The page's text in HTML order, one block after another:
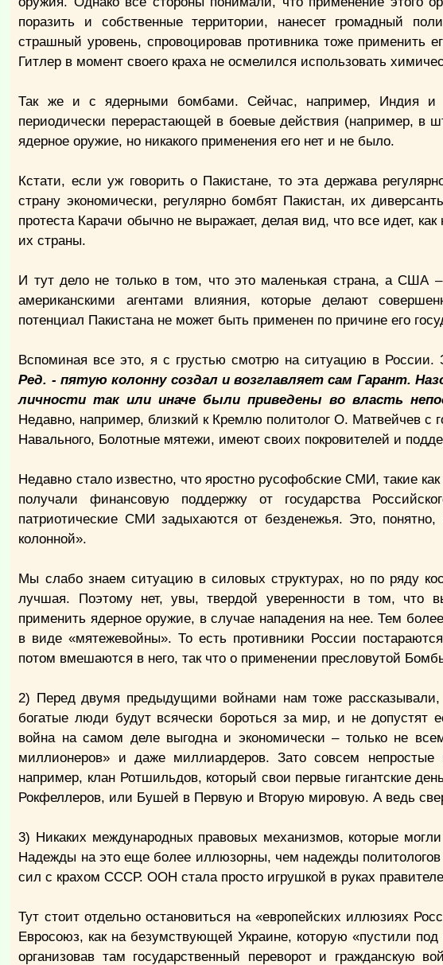
поразить и собственные территории, нанесет громадный
страшный уровень, спровоцировав противника тоже применить
Гитлер в момент своего краха не осмелился использовать
Так же и с ядерными бомбами. Сейчас, например, Индия и
периодически перерастающей в боевые действия (например,
ядерное оружие, но никакого применения его нет и не было.
Кстати, если уж говорить о Пакистане, то эта держава
страну экономически, регулярно бомбят Пакистан, их
протеста Карачи обычно не выражает, делая вид, что все идет,
их страны.
И тут дело не только в том, что это маленькая страна, а США
американскими агентами влияния, которые делают
потенциал Пакистана не может быть применен по причине его
Вспоминая все это, я с грустью смотрю на ситуацию в России.
Ред. - пятую колонну создал и возглавляет сам Гарант.
личности так или иначе были приведены во власть
Недавно, например, близкий к Кремлю политолог О. Матвейчев с
Навального, Болотные мятежи, имеют своих покровителей и
Недавно стало известно, что яростно русофобские СМИ, такие
получали финансовую поддержку от государства
патриотические СМИ задыхаются от безденежья. Это, понятно,
колонной».
Мы слабо знаем ситуацию в силовых структурах, но по ряду
лучшая. Поэтому нет, увы, твердой уверенности в том, что
применить ядерное оружие, в случае нападения на нее. Тем
в виде «мятежевойны». То есть противники России
потом вмешаются в него, так что о применении пресловутой
2) Перед двумя предыдущими войнами нам тоже
богатые люди будут всячески бороться за мир, и не допустят
война на самом деле выгодна и экономически – только не
миллионеров» и даже миллиардеров. Зато совсем
например, клан Ротшильдов, который свои первые гигантские
Рокфеллеров, или Бушей в Первую и Вторую мировую. А ведь
3) Никаких международных правовых механизмов, которые
Надежды на это еще более иллюзорны, чем надежды
сил с крахом СССР. ООН стала просто игрушкой в руках
Тут стоит отдельно остановиться на «европейских иллюзиях
Евросоюз, как на безумствующей Украине, которую «пустили
организовав там государственный переворот и гражданскую